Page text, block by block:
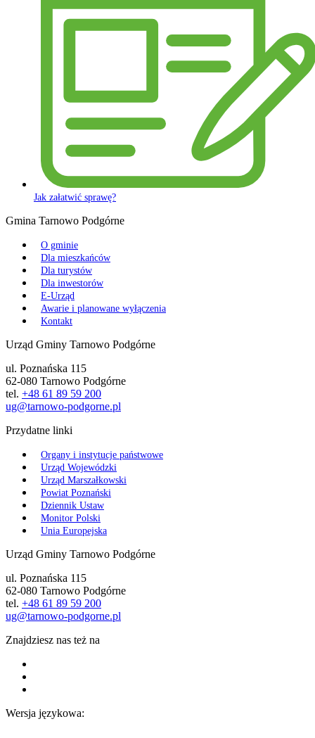
Jak załatwić sprawę?
Gmina Tarnowo Podgórne
O gminie
Dla mieszkańców
Dla turystów
Dla inwestorów
E-Urząd
Awarie i planowane wyłączenia
Kontakt
Urząd Gminy Tarnowo Podgórne
ul. Poznańska 115
62-080 Tarnowo Podgórne
tel. +48 61 89 59 200
ug@tarnowo-podgorne.pl
Przydatne linki
Organy i instytucje państwowe
Urząd Wojewódzki
Urząd Marszałkowski
Powiat Poznański
Dziennik Ustaw
Monitor Polski
Unia Europejska
Urząd Gminy Tarnowo Podgórne
ul. Poznańska 115
62-080 Tarnowo Podgórne
tel. +48 61 89 59 200
ug@tarnowo-podgorne.pl
Znajdziesz nas też na
Wersja językowa: